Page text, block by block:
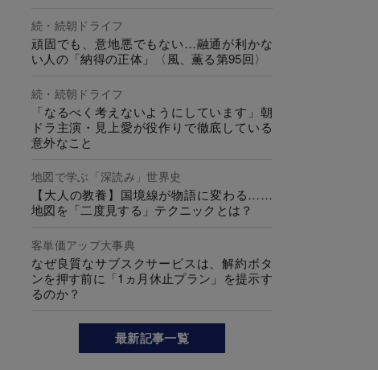
続・続朝ドライフ
頑固でも、意地悪でもない…融通が利かな
い人の「納得の正体」〈風、薫る第95回〉
続・続朝ドライフ
「なるべく考えないようにしています」朝
ドラ主演・見上愛が役作りで徹底している
意外なこと
地図で学ぶ「深読み」世界史
【大人の教養】国境線が物語に変わる……
地図を「二度見する」テクニックとは？
客単価アップ大事典
なぜ良質なサブスクサービスは、解約ボタ
ンを押す前に「1ヵ月休止プラン」を提示す
るのか？
最新記事一覧